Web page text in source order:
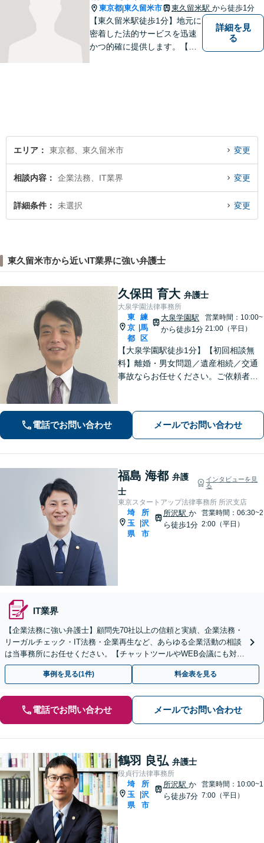
東京都|東久留米市 東久留米駅 から徒歩1分
【東久留米駅徒歩1分】地元に
密着した法的サービスを迅速
かつ的確に提供します。【当
詳細を見
る
エリア 東京都、東久留米市 変更
相談内容 企業法務、IT業界 変更
詳細条件 未選択 変更
東久留米市から近いIT業界に強い弁護士
久保田 育大 弁護士
大泉学園法律事務所
東
京
都
|
練
馬
区
大泉学園駅
から徒歩1分
営業時間：10:00~
21:00（平日）
【大泉学園駅徒歩1分】【初回相談無
料】離婚・男女問題／遺産相続／交通
事故ならお任せください。ご依頼者様
張対応も可能です。【土日・夜間相談
電話でお問い合わせ メールでお問い合わせ
福島 海都 弁護
士
インタビューを見
る
東京スタートアップ法律事務所 所沢支店
埼
玉
県
所
沢
市
所沢駅 か
ら徒歩1分
営業時間：06:30~2
2:00（平日）
IT業界
【企業法務に強い弁護士】顧問先70社以上の信頼と実績、企業法務・
リーガルチェック・IT法務・企業再生など、あらゆる企業活動の相談
は当事務所にお任せください。【チャットツールやWEB会議にも対
応】
事例を見る(1件) 料金表を見る
電話でお問い合わせ メールでお問い合わせ
鶴羽 良弘 弁護士
段貞行法律事務所
埼
玉
県
所
沢
市
所沢駅 か
ら徒歩7分
営業時間：10:00~1
7:00（平日）